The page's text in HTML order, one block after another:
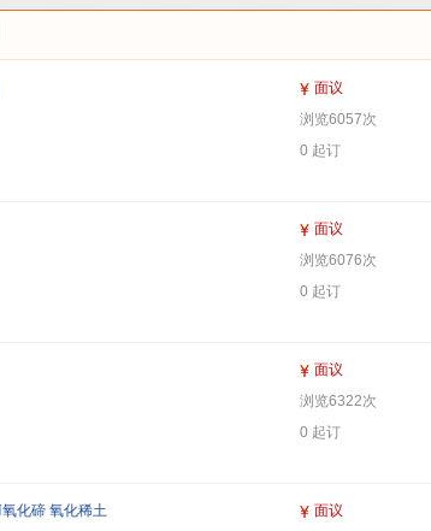
面议
浏览6057次
0 起订
面议
浏览6076次
0 起订
面议
浏览6322次
0 起订
化碲 氧化稀土
面议